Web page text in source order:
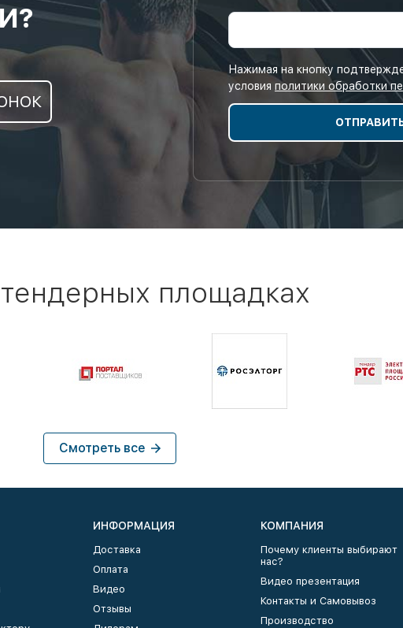
Нажимая на кнопку
условия политики обработки
площадках
Смотреть все
ИНФОРМАЦИЯ
Доставка
Оплата
Видео
Отзывы
КОМПАНИЯ
Почему клиенты выбирают
нас?
Видео презентация
Контакты и Самовывоз
Производство